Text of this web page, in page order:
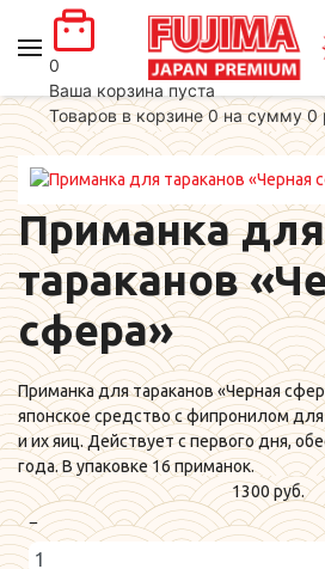
0
Ваша корзина пуста
Товаров в корзине0на сумму0
Приманка для
тараканов
сфера»
Приманка для тараканов «Черная
японское средство с фипронилом для
и их яиц. Действует с первого дня,
года. В упаковке 16 приманок.
1300 руб.
−